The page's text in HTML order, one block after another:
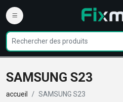
SAMSUNG S23
accueil SAMSUNG S23